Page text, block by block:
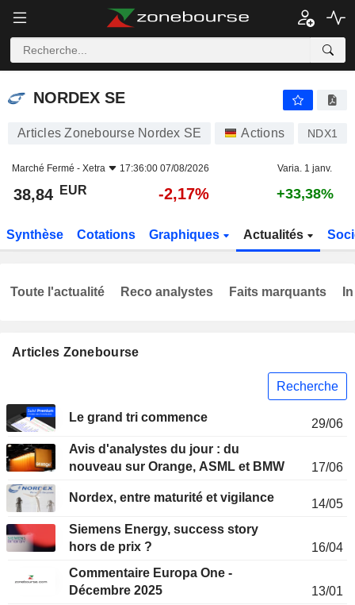
NORDEX SE
NORDEX SE
Articles Zonebourse Nordex SE Actions NDX1
Marché Fermé - Xetra 17:36:00 07/08/2026 Varia. 1 janv.
38,84 EUR -2,17% +33,38%
Synthèse Cotations Graphiques Actualités
Articles Zonebourse
Recherche
Le grand tri commence
29/06
Avis d'analystes du jour : du
nouveau sur Orange, ASML et BMW
17/06
Nordex, entre maturité et vigilance
14/05
Siemens Energy, success story
hors de prix ?
16/04
Commentaire Europa One -
Décembre 2025
13/01
Toute l'actualité Reco analystes Faits marquants